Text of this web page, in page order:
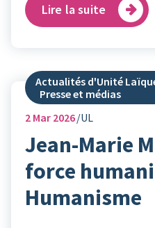
Lire la suite
Actualités d'Unité
Presse et médias
2 Mar 2026 UL
Jean-Marie
force
Humanisme